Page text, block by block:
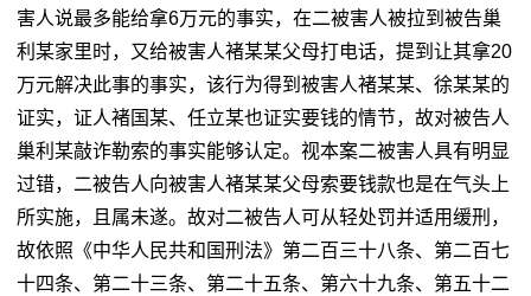
害人说最多能给拿6万元的事实，在二被害人被拉到被告巢
利某家里时，又给被害人褚某某父母打电话，提到让其拿20
万元解决此事的事实，该行为得到被害人褚某某、徐某某的
证实，证人褚国某、任立某也证实要钱的情节，故对被告人
巢利某敲诈勒索的事实能够认定。视本案二被害人具有明显
过错，二被告人向被害人褚某某父母索要钱款也是在气头上
所实施，且属未遂。故对二被告人可从轻处罚并适用缓刑，
故依照《中华人民共和国刑法》第二百三十八条、第二百七
十四条、第二十三条、第二十五条、第六十九条、第五十二